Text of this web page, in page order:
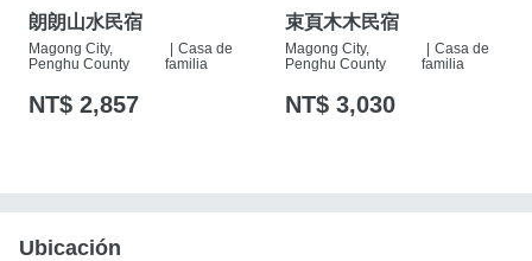
朗朗山水民宿
Magong City,
Penghu County
Casa de
familia
NT$ 2,857
束頁木木民宿
Magong City,
Penghu County
Casa de
familia
NT$ 3,030
Ubicación